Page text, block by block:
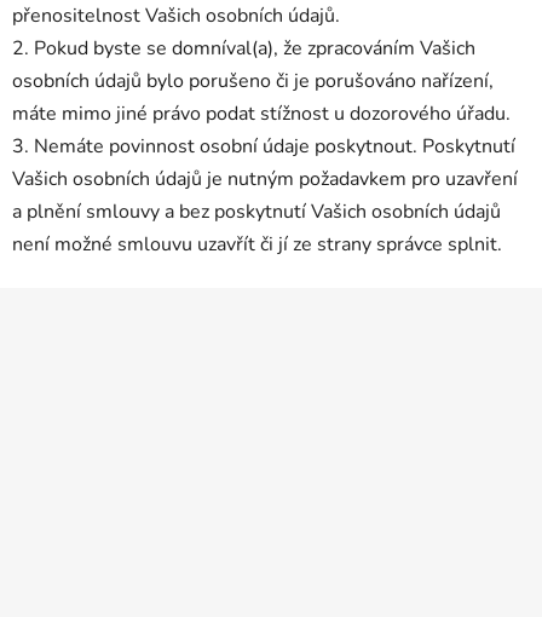
přenositelnost Vašich osobních údajů.
2. Pokud byste se domníval(a), že zpracováním Vašich
osobních údajů bylo porušeno či je porušováno nařízení,
máte mimo jiné právo podat stížnost u dozorového úřadu.
3. Nemáte povinnost osobní údaje poskytnout. Poskytnutí
Vašich osobních údajů je nutným požadavkem pro uzavření
a plnění smlouvy a bez poskytnutí Vašich osobních údajů
není možné smlouvu uzavřít či jí ze strany správce splnit.